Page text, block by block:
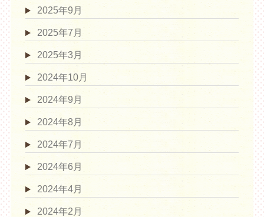
2025年9月
2025年7月
2025年3月
2024年10月
2024年9月
2024年8月
2024年7月
2024年6月
2024年4月
2024年2月